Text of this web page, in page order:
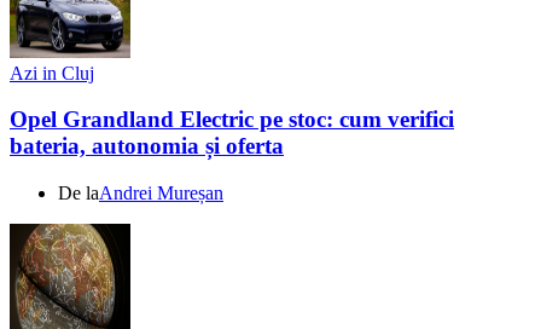
Azi in Cluj
Opel Grandland Electric pe stoc: cum verifici
bateria, autonomia și oferta
De laAndrei Mureșan